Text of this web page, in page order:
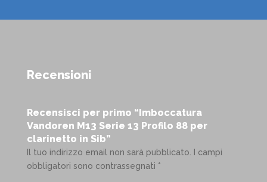
Recensioni
Recensisci per primo “Imboccatura
Vandoren M13 Serie 13 Profilo 88 per
clarinetto in Sib”
Il tuo indirizzo email non sarà pubblicato.
I campi
obbligatori sono contrassegnati *